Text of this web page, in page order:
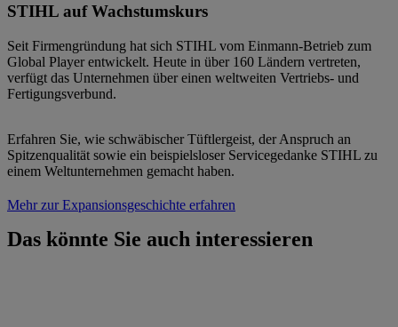
STIHL auf Wachstumskurs
Seit Firmengründung hat sich STIHL vom Einmann-Betrieb zum
Global Player entwickelt. Heute in über 160 Ländern vertreten,
verfügt das Unternehmen über einen weltweiten Vertriebs- und
Fertigungsverbund.
Erfahren Sie, wie schwäbischer Tüftlergeist, der Anspruch an
Spitzenqualität sowie ein beispielsloser Servicegedanke STIHL zu
einem Weltunternehmen gemacht haben.
Mehr zur Expansionsgeschichte erfahren
Das könnte Sie auch interessieren